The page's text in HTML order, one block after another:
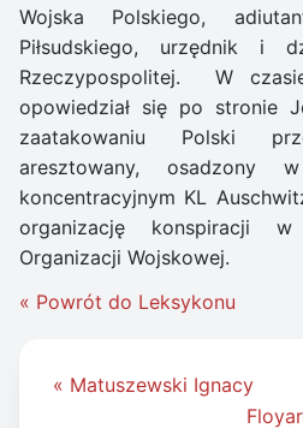
Wojska Polskiego,
Piłsudskiego, urzędnik i
Rzeczypospolitej. W
opowiedział się po stronie
zaatakowaniu Polski
aresztowany, osadzony
koncentracyjnym KL
organizację konspiracji
Organizacji Wojskowej.
« Powrót do Leksykonu
Nawigacja
« Matuszewski Ignacy